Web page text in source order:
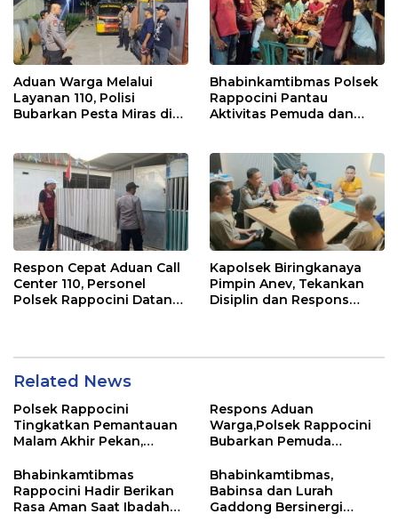
Aduan Warga Melalui
Layanan 110, Polisi
Bubarkan Pesta Miras di
Bhabinkamtibmas Polsek
Rappocini Pantau
Aktivitas Pemuda dan
Respon Cepat Aduan Call
Center 110, Personel
Polsek Rappocini Datangi
Kapolsek Biringkanaya
Pimpin Anev, Tekankan
Disiplin dan Respons
Related News
Polsek Rappocini
Tingkatkan Pemantauan
Malam Akhir Pekan,
dan Balapan Liar
Respons Aduan
Warga,Polsek Rappocini
Bubarkan Pemuda
Bhabinkamtibmas
Rappocini Hadir Berikan
Rasa Aman Saat Ibadah
Bhabinkamtibmas,
Babinsa dan Lurah
Gaddong Bersinergi